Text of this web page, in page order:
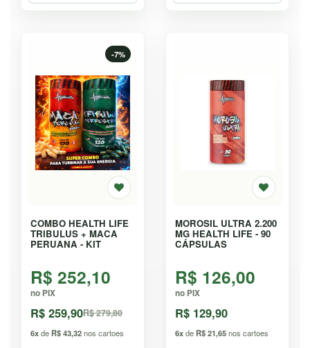
-7%
COMBO HEALTH LIFE
TRIBULUS + MACA
PERUANA - KIT
R$ 252,10
no PIX
R$ 259,90R$ 279,80
6xde R$ 43,32nos cartoes
MOROSIL ULTRA 2.200
MG HEALTH LIFE - 90
CÁPSULAS
R$ 126,00
no PIX
R$ 129,90
6xde R$ 21,65nos cartoes